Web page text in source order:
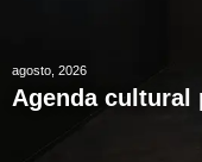
agosto, 2026
Agenda cultural